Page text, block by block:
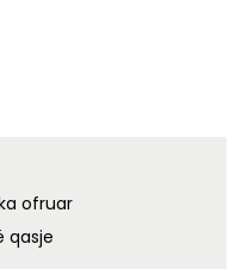
ofruar
qasje